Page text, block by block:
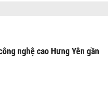
nghệ cao Hưng Yên gần